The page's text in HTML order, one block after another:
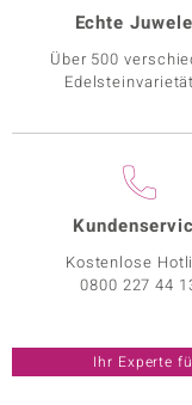
Echte
Über 500
Kostenlose
0800 227 44
Ihr Experte